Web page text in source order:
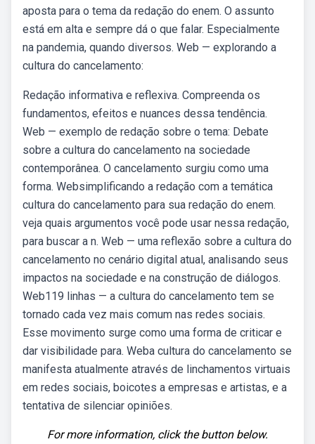
aposta para o tema da redação do enem. O assunto
está em alta e sempre dá o que falar. Especialmente
na pandemia, quando diversos. Web — explorando a
cultura do cancelamento:
Redação informativa e reflexiva. Compreenda os
fundamentos, efeitos e nuances dessa tendência.
Web — exemplo de redação sobre o tema: Debate
sobre a cultura do cancelamento na sociedade
contemporânea. O cancelamento surgiu como uma
forma. Websimplificando a redação com a temática
cultura do cancelamento para sua redação do enem.
veja quais argumentos você pode usar nessa redação,
para buscar a n. Web — uma reflexão sobre a cultura do
cancelamento no cenário digital atual, analisando seus
impactos na sociedade e na construção de diálogos.
Web119 linhas — a cultura do cancelamento tem se
tornado cada vez mais comum nas redes sociais.
Esse movimento surge como uma forma de criticar e
dar visibilidade para. Weba cultura do cancelamento se
manifesta atualmente através de linchamentos virtuais
em redes sociais, boicotes a empresas e artistas, e a
tentativa de silenciar opiniões.
For more information, click the button below.